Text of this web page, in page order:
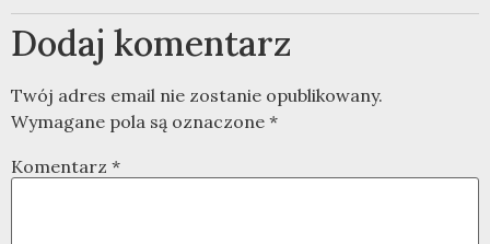
Dodaj komentarz
Twój adres email nie zostanie opublikowany.
Wymagane pola są oznaczone *
Komentarz *